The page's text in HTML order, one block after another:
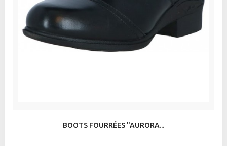
BOOTS FOURRÉES "AURORA...